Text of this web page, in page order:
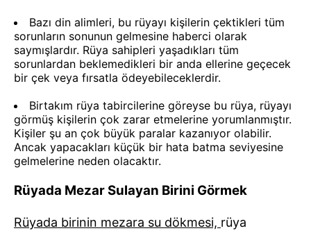
Bazı din alimleri, bu rüyayı kişilerin çektikleri tüm
sorunların sonunun gelmesine haberci olarak
saymışlardır. Rüya sahipleri yaşadıkları tüm
sorunlardan beklemedikleri bir anda ellerine geçecek
bir çek veya fırsatla ödeyebileceklerdir.
Birtakım rüya tabircilerine göreyse bu rüya, rüyayı
görmüş kişilerin çok zarar etmelerine yorumlanmıştır.
Kişiler şu an çok büyük paralar kazanıyor olabilir.
Ancak yapacakları küçük bir hata batma seviyesine
gelmelerine neden olacaktır.
Rüyada Mezar Sulayan Birini Görmek
Rüyada birinin mezara su dökmesi, rüya